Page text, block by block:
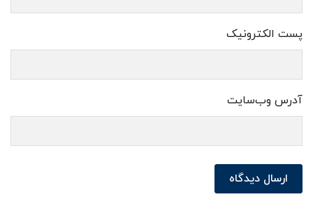
پست الکترونیک
آدرس وب‌سایت
ارسال دیدگاه